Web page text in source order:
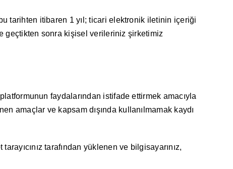
tarihten itibaren 1 yıl; ticari elektronik iletinin içeriği
geçtikten sonra kişisel verileriniz şirketimiz
faydalarından istifade ettirmek amacıyla
amaçlar ve kapsam dışında kullanılmamak kaydı
tarafından yüklenen ve bilgisayarınız,